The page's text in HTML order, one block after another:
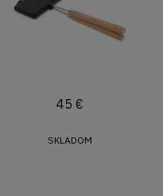
45 €
SKLADOM